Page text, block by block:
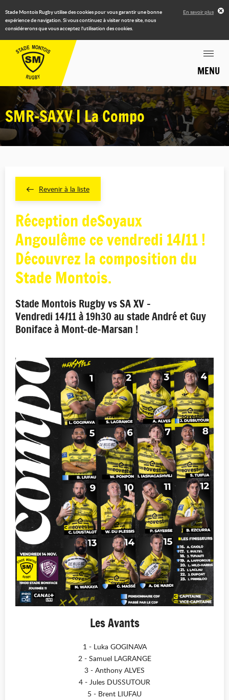
Stade Montois Rugby utilise des cookies pour vous garantir une bonne
expérience de navigation. Si vous continuez à visiter notre site, nous
considérerons que vous acceptez l'utilisation des cookies.
En savoir plus
MENU
SMR-SAXV | La Compo
Revenir à la liste
Réception deSoyaux
Angoulême ce vendredi 14/11 !
Découvrez la composition du
Stade Montois.
Stade Montois Rugby vs SA XV -
Vendredi 14/11 à 19h30 au stade André et Guy
Boniface à Mont-de-Marsan !
Les Avants
1 - Luka GOGINAVA
2 - Samuel LAGRANGE
3 - Anthony ALVES
4 - Jules DUSSUTOUR
5 - Brent LIUFAU